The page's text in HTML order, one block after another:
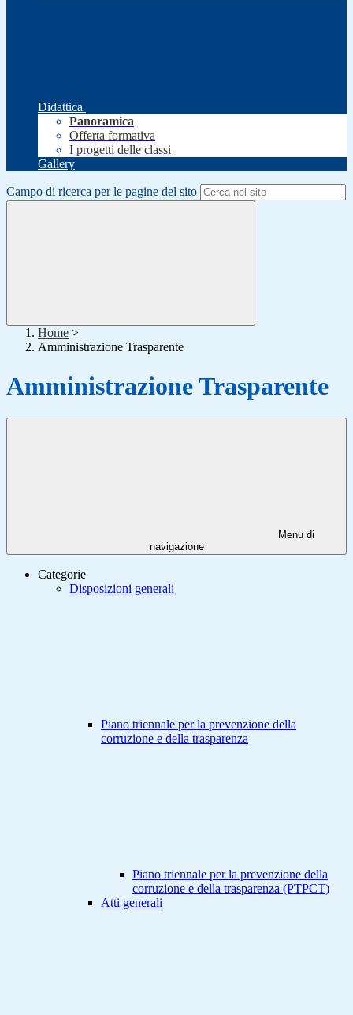
Didattica
Panoramica
Offerta formativa
I progetti delle classi
Gallery
Campo di ricerca per le pagine del sito
Home >
Amministrazione Trasparente
Amministrazione Trasparente
Menu di
navigazione
Categorie
Disposizioni generali
Piano triennale per la prevenzione della
corruzione e della trasparenza
Piano triennale per la prevenzione della
corruzione e della trasparenza (PTPCT)
Atti generali